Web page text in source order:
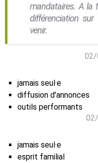
mandataires. A la
différenciation
venir.
jamais seul·e
diffusion d'annonces
outils performants
jamais seul·e
esprit familial